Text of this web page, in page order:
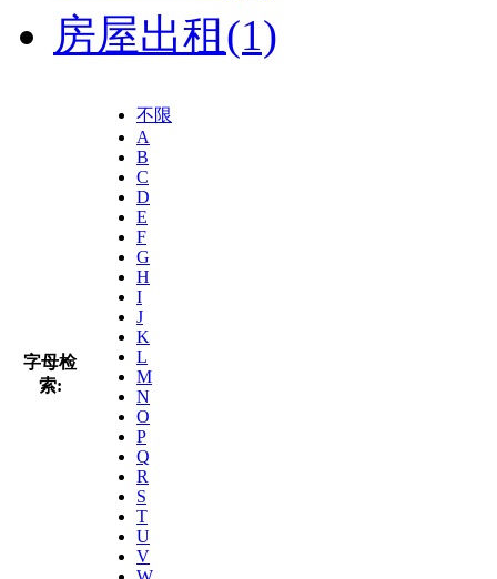
房屋出租(1)
字母检
索:
不限
A
B
C
D
E
F
G
H
I
J
K
L
M
N
O
P
Q
R
S
T
U
V